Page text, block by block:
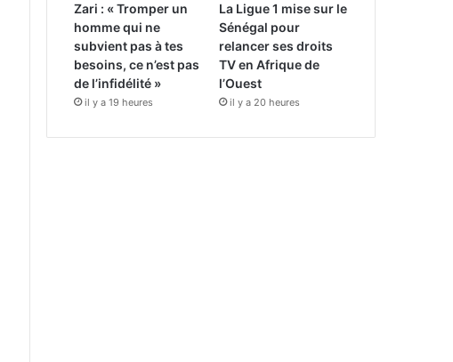
Zari : « Tromper un
homme qui ne
subvient pas à tes
besoins, ce n’est pas
de l’infidélité »
il y a 19 heures
La Ligue 1 mise sur le
Sénégal pour
relancer ses droits
TV en Afrique de
l’Ouest
il y a 20 heures